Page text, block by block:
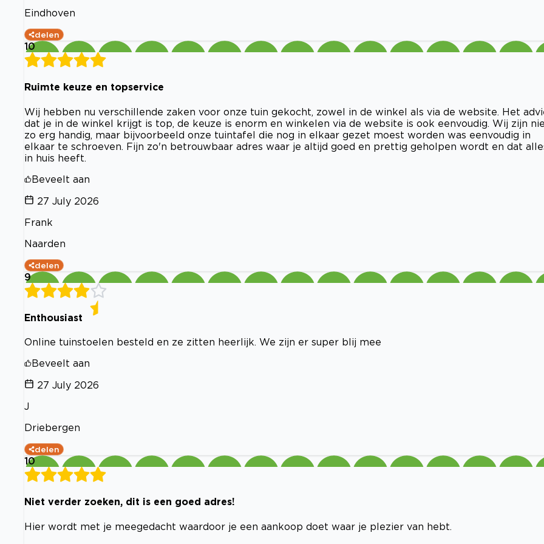
Eindhoven
delen
10
Ruimte keuze en topservice
Wij hebben nu verschillende zaken voor onze tuin gekocht, zowel in de winkel als via de website. Het
dat je in de winkel krijgt is top, de keuze is enorm en winkelen via de website is ook eenvoudig. Wij zijn
zo erg handig, maar bijvoorbeeld onze tuintafel die nog in elkaar gezet moest worden was eenvoudig in
elkaar te schroeven. Fijn zo'n betrouwbaar adres waar je altijd goed en prettig geholpen wordt en dat
in huis heeft.
Beveelt aan
27 July 2026
Frank
Naarden
delen
9
Enthousiast
Online tuinstoelen besteld en ze zitten heerlijk. We zijn er super blij mee
Beveelt aan
27 July 2026
J
Driebergen
delen
10
Niet verder zoeken, dit is een goed adres!
Hier wordt met je meegedacht waardoor je een aankoop doet waar je plezier van hebt.